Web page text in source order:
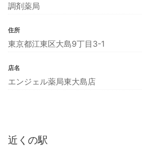
調剤薬局
住所
東京都江東区大島9丁目3-1
店名
エンジェル薬局東大島店
近くの駅